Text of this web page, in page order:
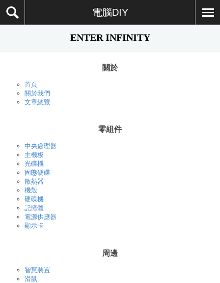
電腦DIY
ENTER INFINITY
關於
首頁
關於我們
文章總覽
零組件
中央處理器
主機板
光碟機
固態硬碟
散熱器
機殼
硬碟機
記憶體
電源供應器
顯示卡
周邊
智慧裝置
滑鼠